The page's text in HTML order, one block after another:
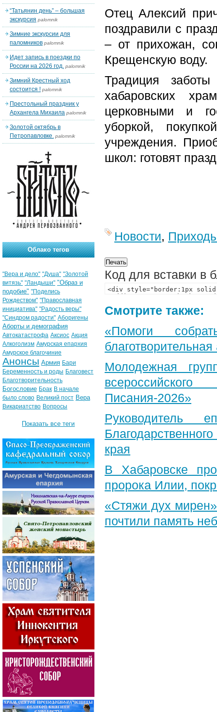
Отец Алексий
поздравили с
– от прихожан,
Крещенскую воду.
Традиция
хабаровских
церковными и
уборкой,
учреждения.
школ: готовят
Новости,
Код для вставки в
Смотрите также:
«Помоги
Молодежная
Писания-2026»
Руководитель
края
В Хабаровске
пророка Илии,
«Стяжи дух
почтили память
“Татьянин день” – большая
экскурсия palomnik
Зимние экскурсии для
паломников palomnik
Идет запись в поездки по
России на 2026 год. palomnik
Зимний Крестный ход
состоится ! palomnik
Престольный праздник у
Архангела Михаила palomnik
Золотой октябрь в
Петропавловке. palomnik
Облако тегов
"Вера и дело" "Душа" "Золотой
витязь" "Ландыши" "Образ и
подобие" "Поделись
Рождеством" "Православная
инициатива" "Радость веры"
"Синдром радости" Аборигены
Аборты и демография
Автокатастрофа Аксиос Акция
Алкоголизм Амурская епархия
Амурское благочиние
Анонсы Армия Бари
Беременность и роды Благовест
Благотворительность
Богословие Брак В начале
было слово Великий пост Вера
Викариатство Вопросы
Показать все теги